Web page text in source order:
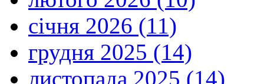
січня 2026 (11)
грудня 2025 (14)
листопада 2025 (14)